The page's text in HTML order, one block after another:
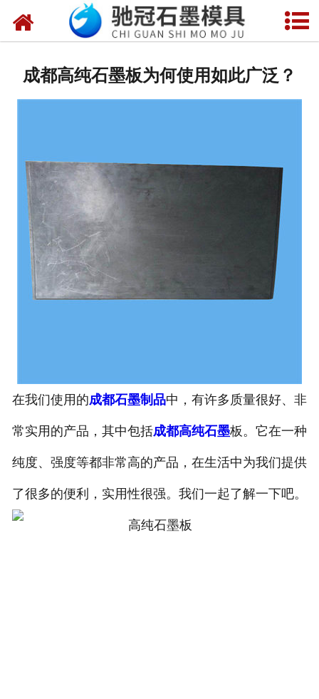
网站首页
视频中心
成都高纯石墨板为何使用如此广泛？
在我们使用的成都石墨制品中，有许多质量很好、非
常实用的产品，其中包括成都高纯石墨板。它在一种
纯度、强度等都非常高的产品，在生活中为我们提供
了很多的便利，实用性很强。我们一起了解一下吧。